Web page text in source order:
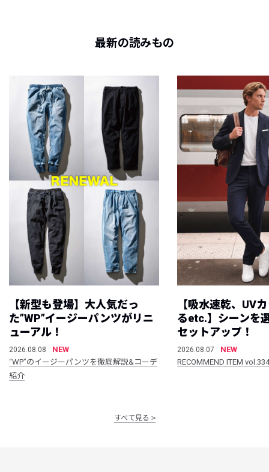
最新の読みもの
【新型も登場】大人気だっ
た”WP”イージーパンツがリニ
ューアル！
2026.08.08
NEW
“WP”のイージーパンツを徹底解説&コーデ
紹介
【吸水速乾、UV
るetc.】シーンを
セットアップ！
2026.08.07
NEW
RECOMMEND ITEM vol.334
すべて見る